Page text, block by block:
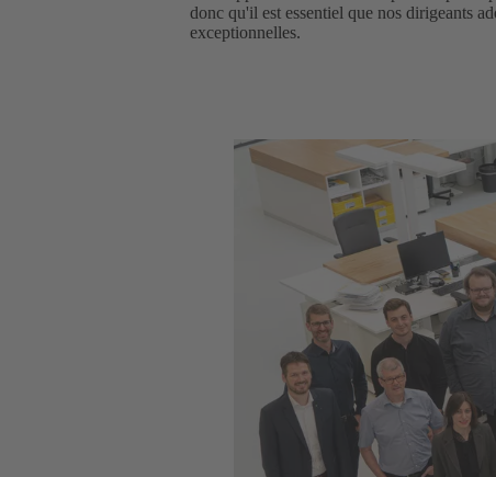
donc qu'il est essentiel que nos dirigeants
exceptionnelles.